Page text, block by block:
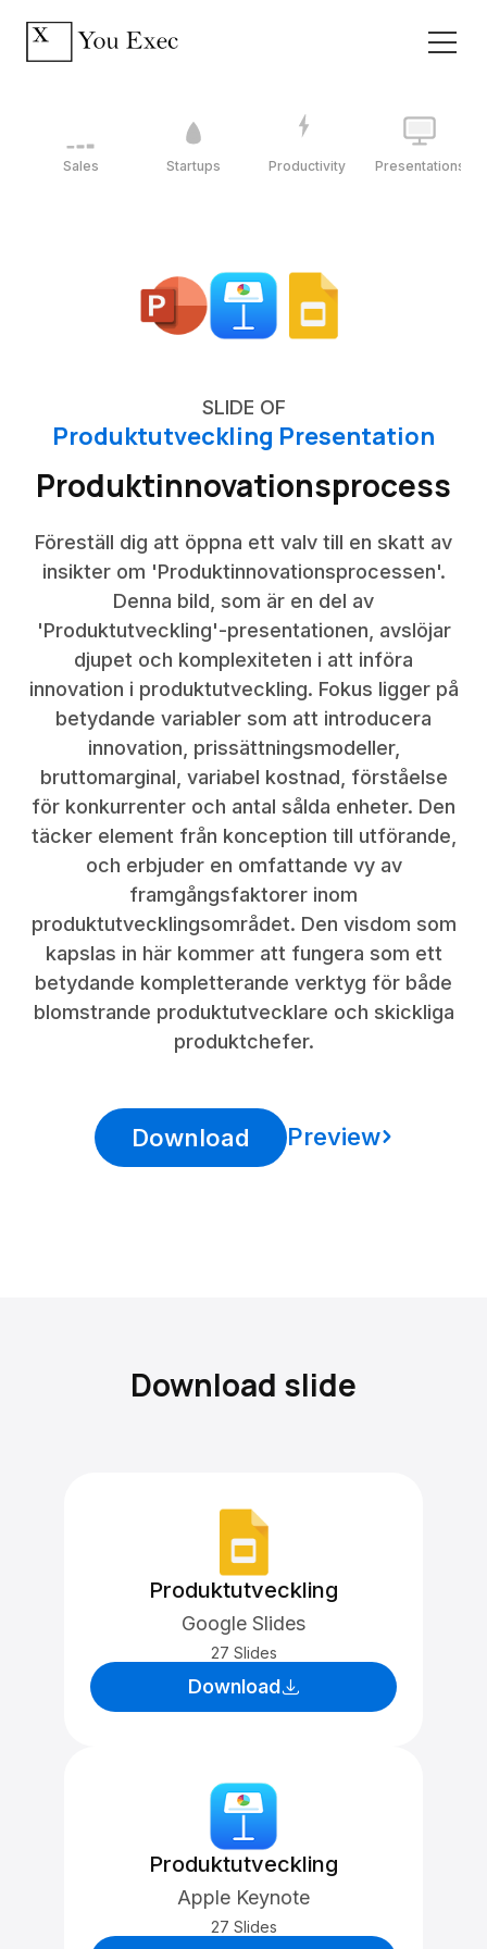
Sales Startups Productivity Presentations
SLIDE OF
Produktutveckling Presentation
Produktinnovationsprocess
Föreställ dig att öppna ett valv till en skatt av
insikter om 'Produktinnovationsprocessen'.
Denna bild, som är en del av
'Produktutveckling'-presentationen, avslöjar
djupet och komplexiteten i att införa
innovation i produktutveckling. Fokus ligger på
betydande variabler som att introducera
innovation, prissättningsmodeller,
bruttomarginal, variabel kostnad, förståelse
för konkurrenter och antal sålda enheter. Den
täcker element från konception till utförande,
och erbjuder en omfattande vy av
framgångsfaktorer inom
produktutvecklingsområdet. Den visdom som
kapslas in här kommer att fungera som ett
betydande kompletterande verktyg för både
blomstrande produktutvecklare och skickliga
produktchefer.
Download Preview
Download slide
Produktutveckling
Google Slides
27 Slides
Download
Produktutveckling
Apple Keynote
27 Slides